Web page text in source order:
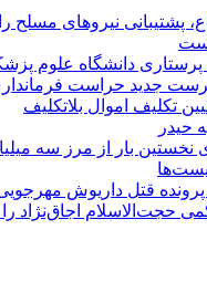
پشتیبانی نیرو‌های مسلح
است
دانشگاه علوم
جدید حراست
تکلیف اموال بلاتکلیف
حیدر
بار از مرز سه
پرونده قتل داریوش
حجت‌الاسلام